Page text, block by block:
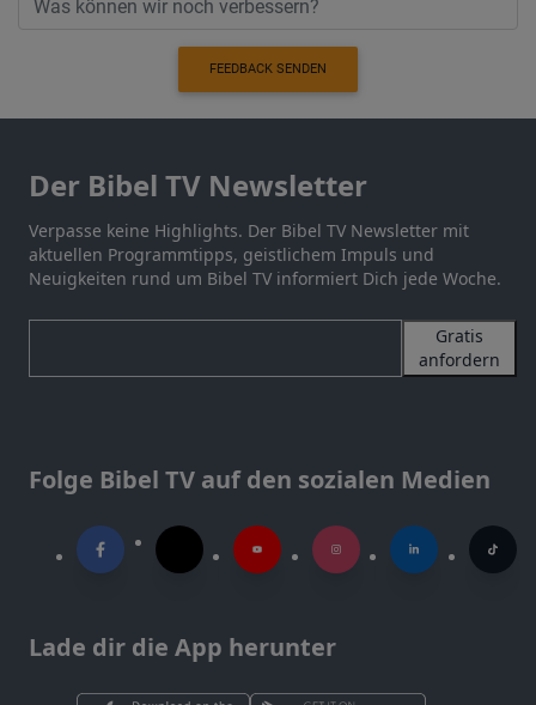
FEEDBACK SENDEN
Der Bibel TV Newsletter
Verpasse keine Highlights. Der Bibel TV Newsletter mit
aktuellen Programmtipps, geistlichem Impuls und
Neuigkeiten rund um Bibel TV informiert Dich jede Woche.
Gratis
anfordern
Folge Bibel TV auf den sozialen Medien
Lade dir die App herunter